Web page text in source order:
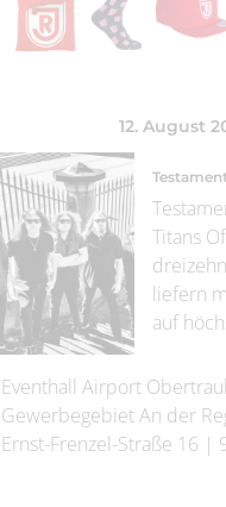
12. August
Testament
Titans
liefern
auf
Eventhall Airport
Gewerbegebiet An der
Ernst-Frenzel-Straße 16 |